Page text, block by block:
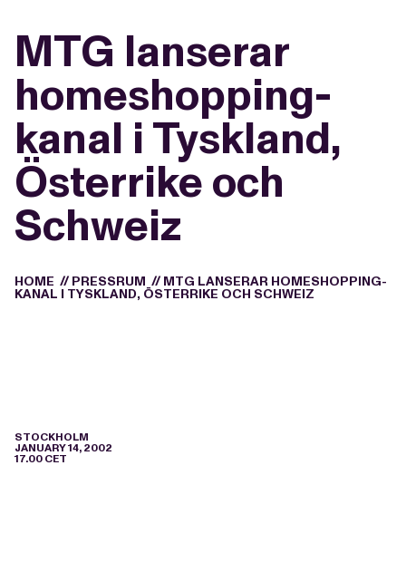
MTG lanserar
homeshopping-
kanal i Tyskland,
Österrike och
Schweiz
HOME // PRESSRUM // MTG LANSERAR HOMESHOPPING-
KANAL I TYSKLAND, ÖSTERRIKE OCH SCHWEIZ
STOCKHOLM
JANUARY 14, 2002
17.00 CET